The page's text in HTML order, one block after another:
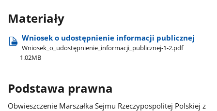
Materiały
Wniosek o udostępnienie informacji publicznej
Wniosek​_o​_udostępnienie​_informacji​_publicznej-1-2.pdf
1.02MB
Podstawa prawna
Obwieszczenie Marszałka Sejmu Rzeczypospolitej Polskiej z